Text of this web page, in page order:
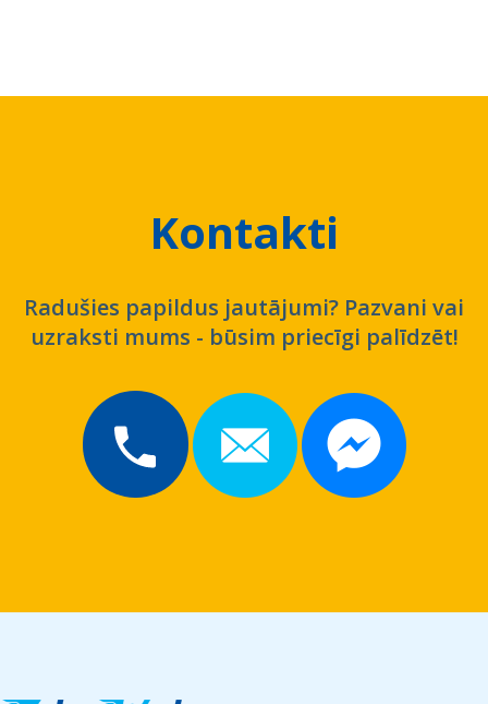
Kontakti
Radušies papildus jautājumi? Pazvani vai
uzraksti mums - būsim priecīgi palīdzēt!